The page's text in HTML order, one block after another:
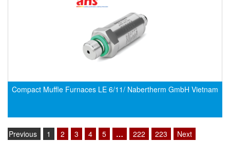
EMCSOSIN
Emerson/Vertiv
Emotron
Compact Muffle Furnaces LE 6/11/ Nabertherm GmbH Vietnam
Previous 1 2 3 4 5 … 222 223 Next